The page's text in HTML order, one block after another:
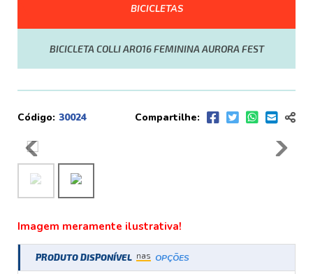
BICICLETAS
BICICLETA COLLI ARO16 FEMININA AURORA FEST
Código: 30024 Compartilhe:
Imagem meramente ilustrativa!
PRODUTO DISPONÍVEL nas OPÇÕES